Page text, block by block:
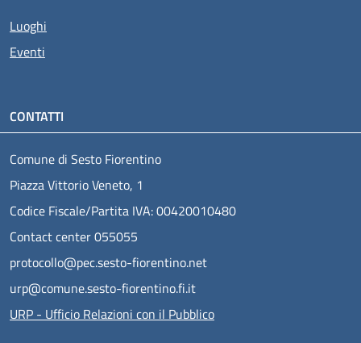
Luoghi
Eventi
CONTATTI
Comune di Sesto Fiorentino
Piazza Vittorio Veneto, 1
Codice Fiscale/Partita IVA: 00420010480
Contact center 055055
protocollo@pec.sesto-fiorentino.net
urp@comune.sesto-fiorentino.fi.it
URP - Ufficio Relazioni con il Pubblico